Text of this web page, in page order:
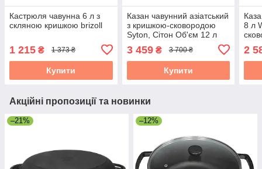
Кастрюля чавунна 6 л з
скляною кришкою brizoll
1 215 ₴ 1 373 ₴
Купити
Казан чавунний азіатський
з кришкою-сковородою
Syton, Сітон Об'єм 12 л
3 459₴ 3 700 ₴
Купити
8 л
2
Акційні пропозиції та новинки
–21% –12%